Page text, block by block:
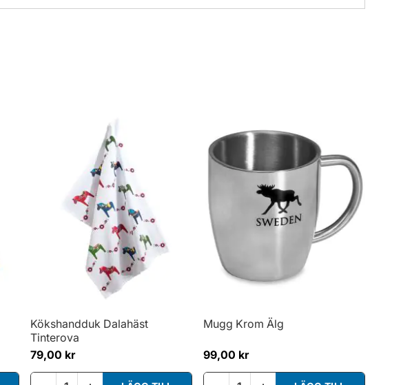
Kökshandduk Dalahäst
Tinterova
79,00 kr
Mugg Krom Älg
99,00 kr